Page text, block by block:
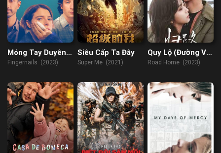
Móng Tay Duyên
Phận
Fingernails (2023)
Siêu Cấp Ta Đây
Super Me (2021)
Quy Lộ (Đường Về
Nhà)
Road Home (2023)